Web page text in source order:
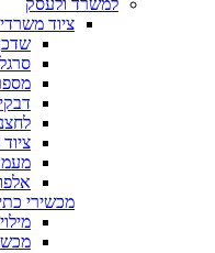
למשרד ולעסק
ציוד
מכשירי